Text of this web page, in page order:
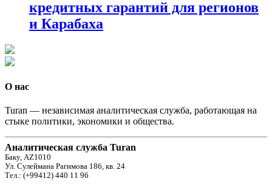
кредитных гарантий для регионов
и Карабаха
О нас
Turan — независимая аналитическая служба, работающая на
стыке политики, экономики и общества.
Аналитическая служба Turan
Баку, AZ1010
Ул. Сулеймана Рагимова 186, кв. 24
Тел.: (+99412) 440 11 96